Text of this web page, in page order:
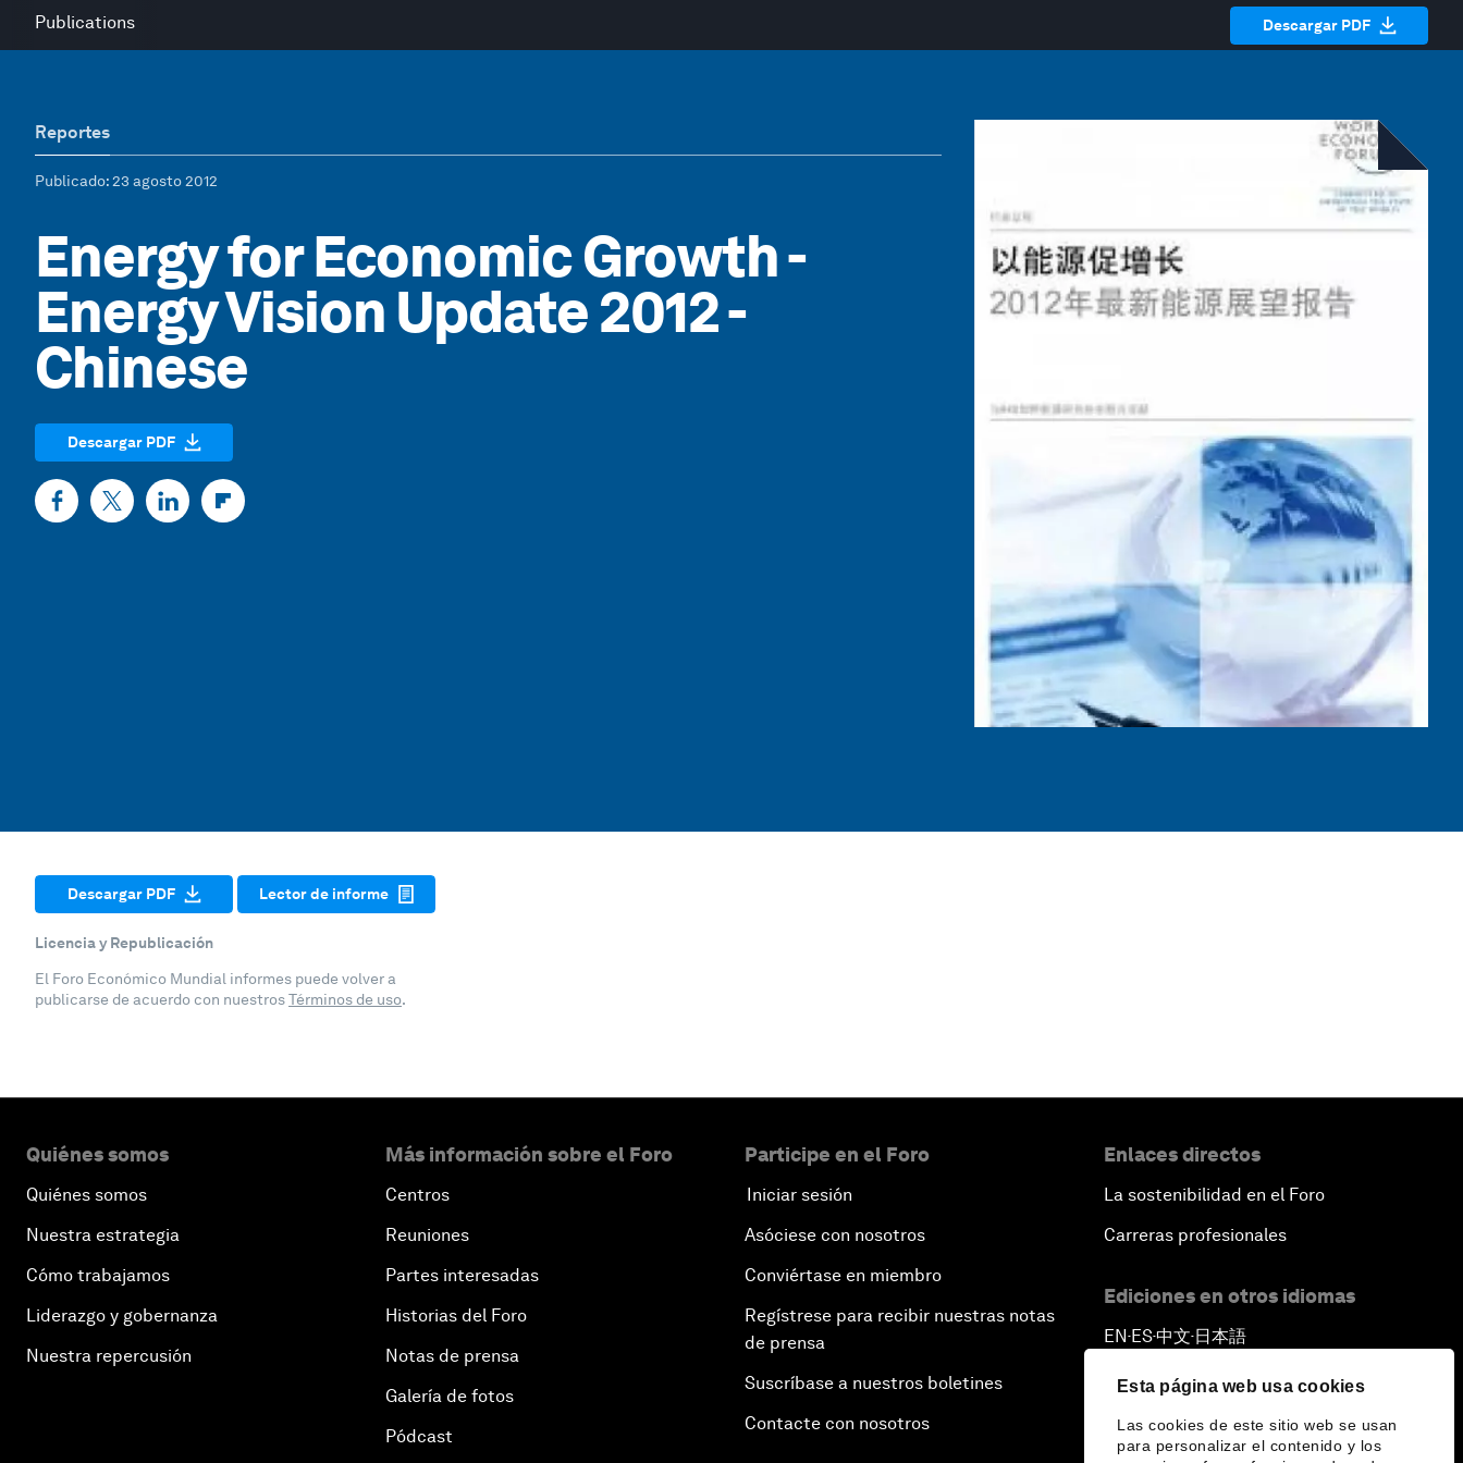
Esta página web usa cookies
Las cookies de este sitio web se usan
para personalizar el contenido y los
Publications Descargar PDF
Reportes
Publicado: 23 agosto 2012
Energy for Economic Growth -
Energy Vision Update 2012 -
Chinese
Descargar PDF
Descargar PDF Lector de informe
Licencia y Republicación
El Foro Económico Mundial informes puede volver a
publicarse de acuerdo con nuestrosTérminos de uso.
Quiénes somos
Quiénes somos
Nuestra estrategia
Cómo trabajamos
Liderazgo y gobernanza
Nuestra repercusión
Más información sobre el Foro
Centros
Reuniones
Partes interesadas
Historias del Foro
Notas de prensa
Galería de fotos
Pódcast
Participe en el Foro
Iniciar sesión
Asóciese con nosotros
Conviértase en miembro
Regístrese para recibir nuestras notas
de prensa
Suscríbase a nuestros boletines
Contacte con nosotros
Enlaces directos
La sostenibilidad en el Foro
Carreras profesionales
Ediciones en otros idiomas
EN ▪ES▪中文▪ 日本語